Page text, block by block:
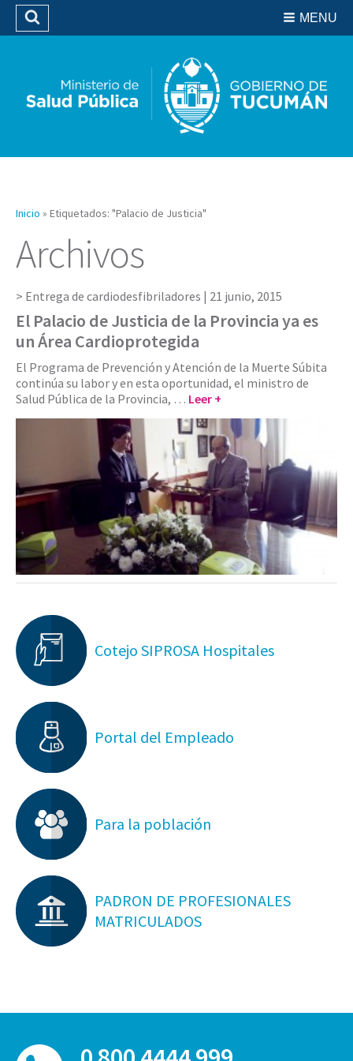
Biblioteca
MENU
Buscar
Inicio » Etiquetados: "Palacio de Justicia"
Archivos
Entrega de cardiodesfibriladores | 21 junio, 2015
El Palacio de Justicia de la Provincia ya es
un Área Cardioprotegida
El Programa de Prevención y Atención de la Muerte Súbita
continúa su labor y en esta oportunidad, el ministro de
Salud Pública de la Provincia, … Leer +
Cotejo SIPROSA Hospitales
Portal del Empleado
Para la población
PADRON DE PROFESIONALES
MATRICULADOS